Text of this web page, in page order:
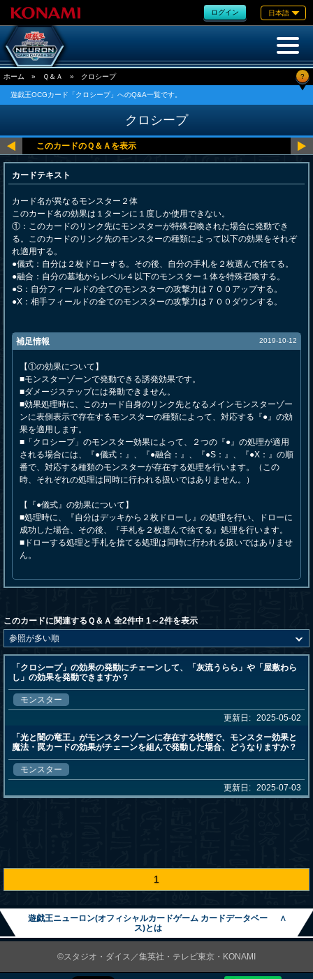
ログイン 日本語
ホーム » Ｑ＆Ａ » クロシープ ?
遊戯王OCGカード「クロシープ」へのQ&A一覧です。
クロシープ
カードテキスト
カード名が異なるモンスター２体
このカード名の効果は１ターンに１度しか使用できない。
①：このカードのリンク先にモンスターが特殊召喚された場合に発動でき
る。このカードのリンク先のモンスターの種類によって以下の効果をそれぞ
れ適用する。
●儀式：自分は２枚ドローする。その後、自分の手札を２枚選んで捨てる。
●融合：自分の墓地からレベル４以下のモンスター１体を特殊召喚する。
●S：自分フィールドの全てのモンスターの攻撃力は７００アップする。
●X：相手フィールドの全てのモンスターの攻撃力は７００ダウンする。
補足情報 2019-10-12
【①の効果について】
■モンスターゾーンで発動できる誘発効果です。
■ダメージステップには発動できません。
■効果処理時に、このカード自身のリンク先となるメインモンスターゾー
ンに表側表示で存在するモンスターの種類によって、対応する『●』の効
果を適用します。
■「クロシープ」のモンスター効果によって、２つの『●』の処理が適用
される場合には、『●儀式：』、『●融合：』、『●S：』、『●X：』の順
番で、対応する種類のモンスターが存在する処理を行います。（この
時、それぞれの処理は同時に行われる扱いではありません。）
【『●儀式』の効果について】
■処理時に、『自分はデッキから２枚ドローし』の処理を行い、ドローに
成功した場合、その後、『手札を２枚選んで捨てる』処理を行います。
■ドローする処理と手札を捨てる処理は同時に行われる扱いではありませ
ん。
このカードに関連するＱ＆Ａ 全2件中 1～2件を表示
「クロシープ」の効果の発動にチェーンして、「灰流うらら」や「屋敷わら
し」の効果を発動できますか？
モンスター
更新日: 2025-05-02
「光と闇の竜王」がモンスターゾーンに存在する状態で、モンスター効果と
魔法・罠カードの効果がチェーンを組んで発動した場合、どうなりますか？
モンスター
更新日: 2025-07-03
1
遊戯王ニューロン(オフィシャルカードゲーム カードデータベー
ス)とは
∧
©スタジオ・ダイス／集英社・テレビ東京・KONAMI